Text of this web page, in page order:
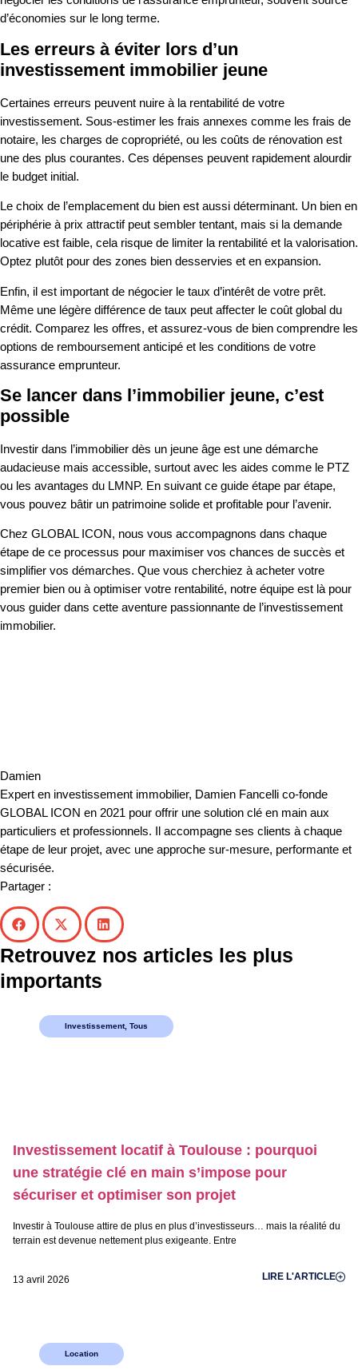
d’économies sur le long terme.
Les erreurs à éviter lors d’un
investissement immobilier jeune
Certaines erreurs peuvent nuire à la rentabilité de votre
investissement. Sous-estimer les frais annexes comme les frais de
notaire, les charges de copropriété, ou les coûts de rénovation est
une des plus courantes. Ces dépenses peuvent rapidement alourdir
le budget initial.
Le choix de l’emplacement du bien est aussi déterminant. Un bien en
périphérie à prix attractif peut sembler tentant, mais si la demande
locative est faible, cela risque de limiter la rentabilité et la valorisation.
Optez plutôt pour des zones bien desservies et en expansion.
Enfin, il est important de négocier le taux d’intérêt de votre prêt.
Même une légère différence de taux peut affecter le coût global du
crédit. Comparez les offres, et assurez-vous de bien comprendre les
options de remboursement anticipé et les conditions de votre
assurance emprunteur.
Se lancer dans l’immobilier jeune, c’est
possible
Investir dans l’immobilier dès un jeune âge est une démarche
audacieuse mais accessible, surtout avec les aides comme le PTZ
ou les avantages du LMNP. En suivant ce guide étape par étape,
vous pouvez bâtir un patrimoine solide et profitable pour l’avenir.
Chez GLOBAL ICON, nous vous accompagnons dans chaque
étape de ce processus pour maximiser vos chances de succès et
simplifier vos démarches. Que vous cherchiez à acheter votre
premier bien ou à optimiser votre rentabilité, notre équipe est là pour
vous guider dans cette aventure passionnante de l’investissement
immobilier.
Damien
Expert en investissement immobilier, Damien Fancelli co-fonde
GLOBAL ICON en 2021 pour offrir une solution clé en main aux
particuliers et professionnels. Il accompagne ses clients à chaque
étape de leur projet, avec une approche sur-mesure, performante et
sécurisée.
Partager :
Retrouvez nos articles les plus
importants
Investissement,Tous
Investissement locatif à Toulouse : pourquoi
une stratégie clé en main s’impose pour
sécuriser et optimiser son projet
Investir à Toulouse attire de plus en plus d’investisseurs… mais la réalité du
terrain est devenue nettement plus exigeante. Entre
13 avril 2026 LIRE L'ARTICLE
Location